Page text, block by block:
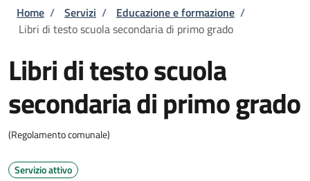
Briciole di pane
Home / Servizi / Educazione e formazione /
Libri di testo scuola secondaria di primo grado
Libri di testo scuola
secondaria di primo grado
(Regolamento comunale)
Servizio attivo